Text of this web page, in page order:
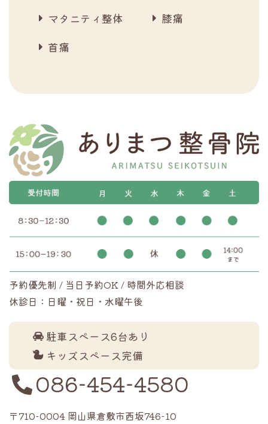
マタニティ整体
膝痛
首痛
予約優先制 / 当日予約OK / 時間外応相談
休診日：日曜・祝日・水曜午後
駐車スペース6台あり
キッズスペース完備
086-454-4580
〒710-0004 岡山県倉敷市西坂746-10